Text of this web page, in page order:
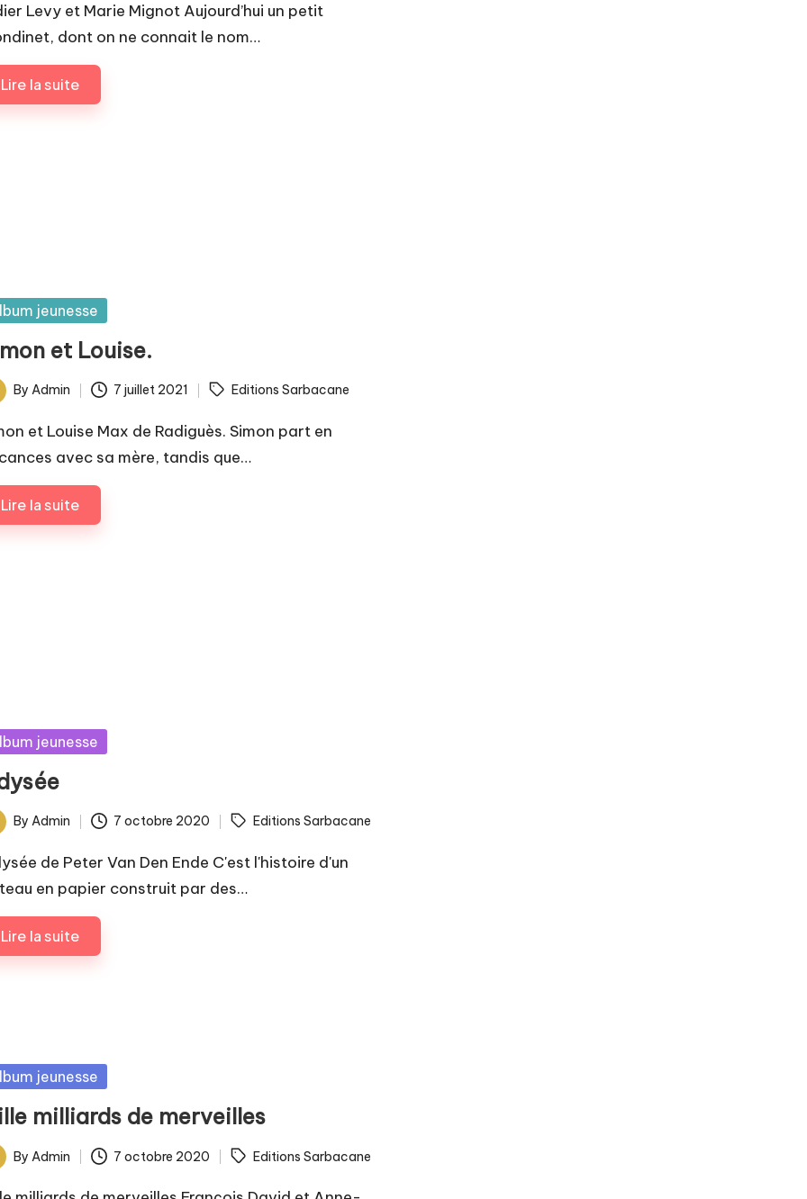
Levy et Marie Mignot Aujourd’hui un petit
dont on ne connait le nom…
Lire la suite
jeunesse
et Louise.
By Admin 7 juillet 2021 Editions Sarbacane
et Louise Max de Radiguès. Simon part en
avec sa mère, tandis que…
Lire la suite
jeunesse
By Admin 7 octobre 2020 Editions Sarbacane
de Peter Van Den Ende C'est l'histoire d'un
en papier construit par des…
Lire la suite
jeunesse
milliards de merveilles
By Admin 7 octobre 2020 Editions Sarbacane